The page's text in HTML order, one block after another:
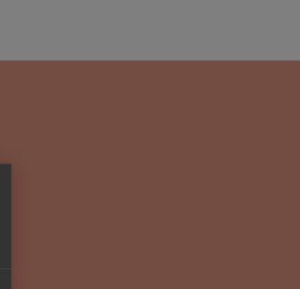
Kurser & utbildningar